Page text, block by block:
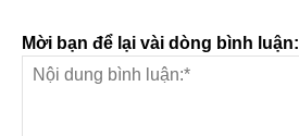
Mời bạn để lại vài dòng bình luận: